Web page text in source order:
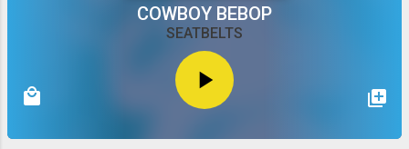
COWBOY BEBOP
SEATBELTS